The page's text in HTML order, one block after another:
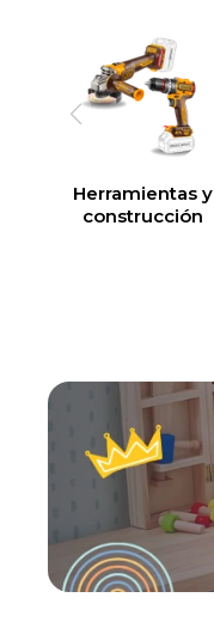
Herramientas y
construcción